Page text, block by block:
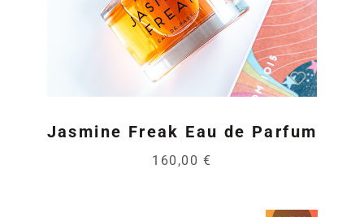
Jasmine Freak Eau de Parfum
160,00 €